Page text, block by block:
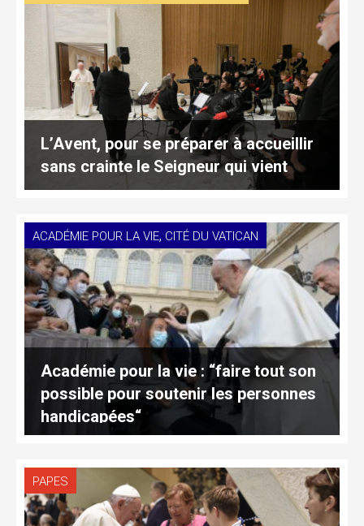
L’Avent, pour se préparer à accueillir
sans crainte le Seigneur qui vient
ACADÉMIE POUR LA VIE, CITÉ DU VATICAN
Académie pour la vie : “faire tout son
possible pour soutenir les personnes
handicapées“
PAPES